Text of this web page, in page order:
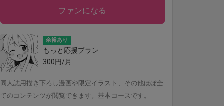
ファンになる
余裕あり
もっと応援プラン
300円/月
同人誌用描き下ろし漫画や限定イラスト、その他ほぼ全
てのコンテンツが閲覧できます。基本コースです。